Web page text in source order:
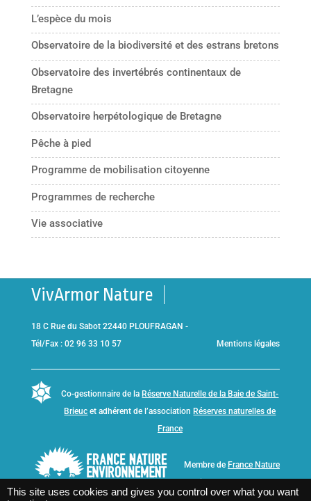
L’espèce du mois
Observatoire de la biodiversité et des estrans bretons
Observatoire des invertébrés continentaux de
Bretagne
Observatoire herpétologique de Bretagne
Pêche à pied
Programme de mobilisation citoyenne
Programmes de recherche
Vie associative
VivArmor Nature
18 C Rue du Sabot 22440 PLOUFRAGAN -
Tél/Fax : 02 96 33 10 57
Mentions légales
Co-gestionnaire de la Réserve Naturelle de la Baie de Saint-
Brieuc et adhérent de l’association Réserves naturelles de
France
Membre de France Nature
This site uses cookies and gives you control over what you want